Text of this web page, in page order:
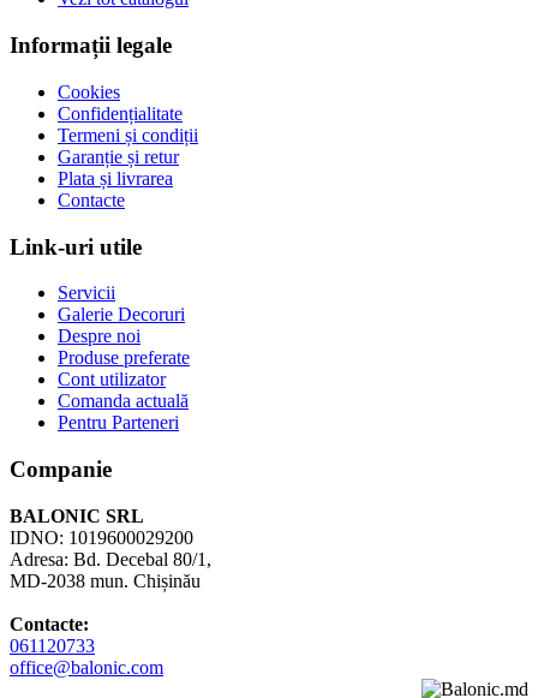
Informații legale
Cookies
Confidențialitate
Termeni și condiții
Garanție și retur
Plata și livrarea
Contacte
Link-uri utile
Servicii
Galerie Decoruri
Despre noi
Produse preferate
Cont utilizator
Comanda actuală
Pentru Parteneri
Companie
BALONIC SRL
IDNO: 1019600029200
Adresa: Bd. Decebal 80/1,
MD-2038 mun. Chișinău
Contacte:
061120733
office@balonic.com